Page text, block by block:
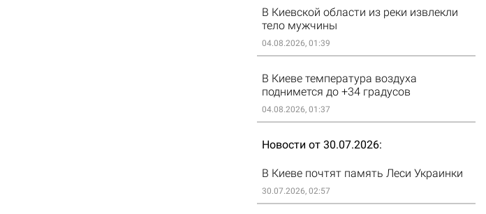
В Киевской области из реки извлекли
тело мужчины
04.08.2026, 01:39
В Киеве температура воздуха
поднимется до +34 градусов
04.08.2026, 01:37
Новости от 30.07.2026
В Киеве почтят память Леси Украинки
30.07.2026, 02:57